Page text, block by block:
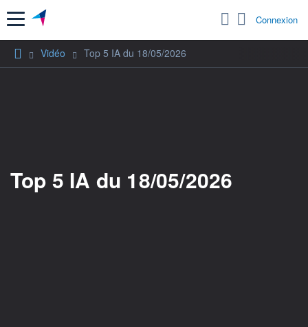
Menu Connexion
Vidéo Top 5 IA du 18/05/2026
Top 5 IA du 18/05/2026